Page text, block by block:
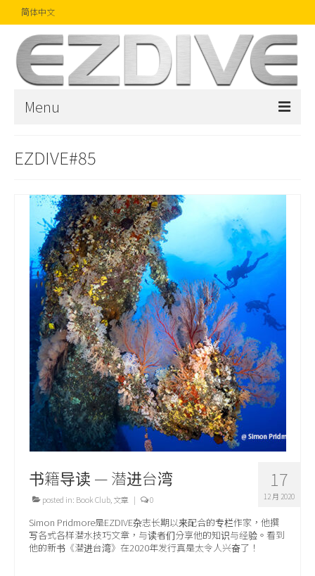
简体中文
Menu
文章
精品
摄影比赛
话题焦点
关于我们
EZDIVE#85
17
12 月 2020
书籍导读 — 潜进台湾
posted in: Book Club 文章 | 0
Simon Pridmore是EZDIVE杂志长期以来配合的专栏作家，他撰
写各式各样潜水技巧文章，与读者们分享他的知识与经验。看到
他的新书《潜进台湾》在2020年发行真是太令人兴奋了！